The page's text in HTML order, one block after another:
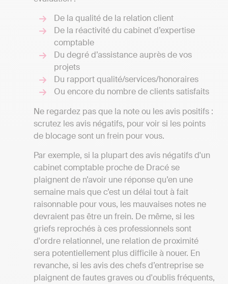
De la qualité de la relation client
De la réactivité du cabinet d’expertise
comptable
Du degré d’assistance auprès de vos
projets
Du rapport qualité/services/honoraires
Ou encore du nombre de clients satisfaits
Ne regardez pas que la note ou les avis positifs :
scrutez les avis négatifs, pour voir si les points
de blocage sont un frein pour vous.
Par exemple, si la plupart des avis négatifs d'un
cabinet comptable proche de Dracé se
plaignent de n’avoir une réponse qu’en une
semaine mais que c’est un délai tout à fait
raisonnable pour vous, les mauvaises notes ne
devraient pas être un frein. De même, si les
griefs reprochés à ces professionnels sont
d'ordre relationnel, une relation de proximité
sera potentiellement plus difficile à nouer. En
revanche, si les avis des chefs d’entreprise se
plaignent de fautes graves ou d'oublis fréquents,